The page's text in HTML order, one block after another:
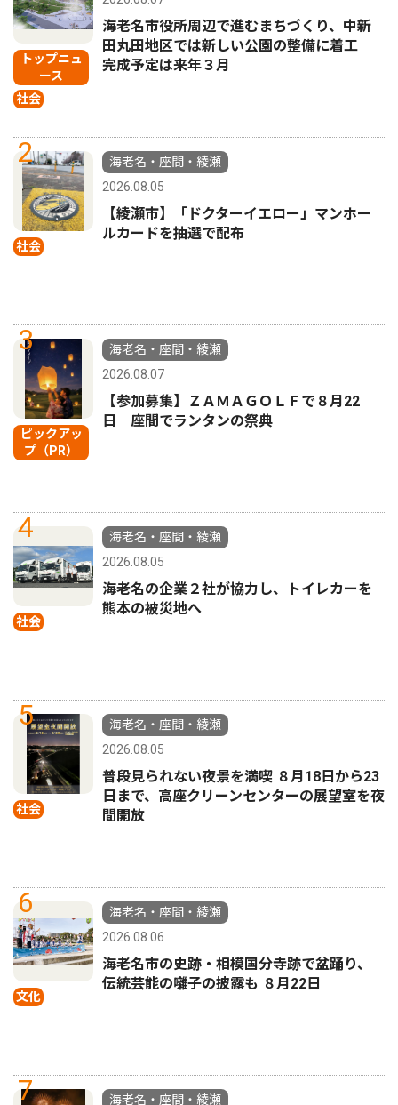
トップニュ
ース
社会
海老名市役所周辺で進むまちづくり、中新
田丸田地区では新しい公園の整備に着工
完成予定は来年３月
2
社会
海老名・座間・綾瀬
2026.08.05
【綾瀬市】「ドクターイエロー」マンホー
ルカードを抽選で配布
3
ピックアッ
プ（PR）
海老名・座間・綾瀬
2026.08.07
【参加募集】ＺＡＭＡＧＯＬＦで８月22
日 座間でランタンの祭典
4
社会
海老名・座間・綾瀬
2026.08.05
海老名の企業２社が協力し、トイレカーを
熊本の被災地へ
5
社会
海老名・座間・綾瀬
2026.08.05
普段見られない夜景を満喫 ８月18日から23
日まで、高座クリーンセンターの展望室を夜
間開放
6
文化
海老名・座間・綾瀬
2026.08.06
海老名市の史跡・相模国分寺跡で盆踊り、
伝統芸能の囃子の披露も ８月22日
7 海老名・座間・綾瀬